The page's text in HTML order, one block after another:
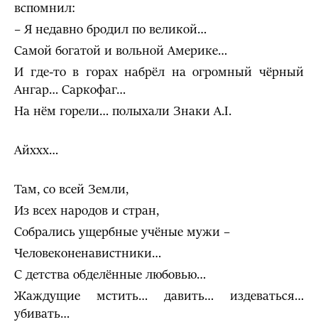
вспомнил:
– Я недавно бродил по великой…
Самой богатой и вольной Америке…
И где-то в горах набрёл на огромный чёрный
Ангар… Саркофаг…
На нём горели… полыхали Знаки A.I.
Айххх…
Там, со всей Земли,
Из всех народов и стран,
Собрались ущербные учёные мужи –
Человеконенавистники…
С детства обделённые любовью…
Жаждущие мстить… давить… издеваться…
убивать…